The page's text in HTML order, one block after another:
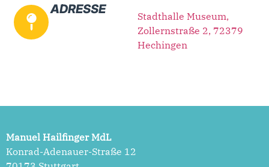
ADRESSE
Stadthalle Museum,
Zollernstraße 2, 72379
Hechingen
Manuel Hailfinger MdL
Konrad-Adenauer-Straße 12